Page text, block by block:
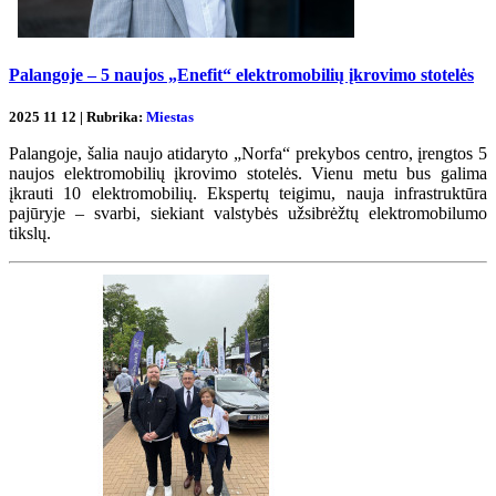
Palangoje – 5 naujos „Enefit“ elektromobilių įkrovimo stotelės
2025 11 12 | Rubrika: Miestas
Palangoje, šalia naujo atidaryto „Norfa“ prekybos centro, įrengtos 5
naujos elektromobilių įkrovimo stotelės. Vienu metu bus galima
įkrauti 10 elektromobilių. Ekspertų teigimu, nauja infrastruktūra
pajūryje – svarbi, siekiant valstybės užsibrėžtų elektromobilumo
tikslų.